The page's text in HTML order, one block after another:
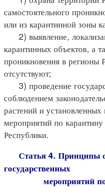
самостоятельного
или из карантинной зоны
2) выявление,
карантинных объектов, а
проникновения в регионы
отсутствуют;
3) проведение
соблюдением
растений и
мероприятий по
Республики.
Статья 4. Принципы
государственных
мероприятий по